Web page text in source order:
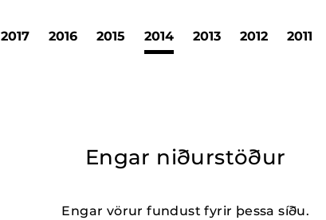
2017 2016 2015 2014 2013 2012 2011
Engar niðurstöður
Engar vörur fundust fyrir þessa síðu.